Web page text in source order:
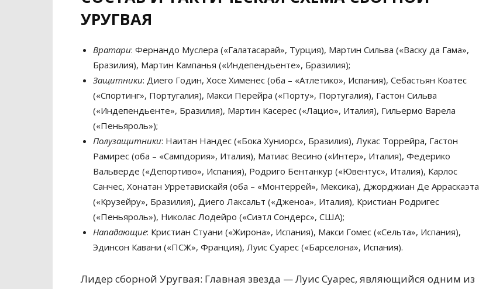
УРУГВАЯ
Вратари: Фернандо Муслера («Галатасарай», Турция), Мартин Сильва («Васку да Гама»,
Бразилия), Мартин Кампанья («Индепендьенте», Бразилия);
Защитники: Диего Годин, Хосе Хименес (оба – «Атлетико», Испания), Себастьян Коатес
(«Спортинг», Португалия), Макси Перейра («Порту», Португалия), Гастон Сильва
(«Индепендьенте», Бразилия), Мартин Касерес («Лацио», Италия), Гильермо Варела
(«Пеньяроль»);
Полузащитники: Наитан Нандес («Бока Хуниорс», Бразилия), Лукас Торрейра, Гастон
Рамирес (оба – «Сампдория», Италия), Матиас Весино («Интер», Италия), Федерико
Вальверде («Депортиво», Испания), Родриго Бентанкур («Ювентус», Италия), Карлос
Санчес, Хонатан Урретавискайя (оба – «Монтеррей», Мексика), Джорджиан Де Арраскаэта
(«Крузейру», Бразилия), Диего Лаксальт («Дженоа», Италия), Кристиан Родригес
(«Пеньяроль»), Николас Лодейро («Сиэтл Сондерс», США);
Нападающие: Кристиан Стуани («Жирона», Испания), Макси Гомес («Сельта», Испания),
Эдинсон Кавани («ПСЖ», Франция), Луис Суарес («Барселона», Испания).
Лидер сборной Уругвая: Главная звезда — Луис Суарес, являющийся одним из